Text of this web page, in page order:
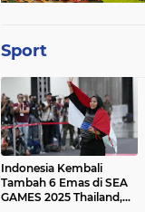
Sport
Indonesia Kembali
Tambah 6 Emas di SEA
GAMES 2025 Thailand,